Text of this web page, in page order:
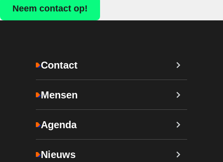
Neem contact op!
Contact
Mensen
Agenda
Nieuws